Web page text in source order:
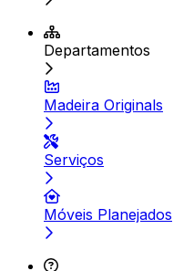
Departamentos
Madeira Originals
Serviços
Móveis Planejados